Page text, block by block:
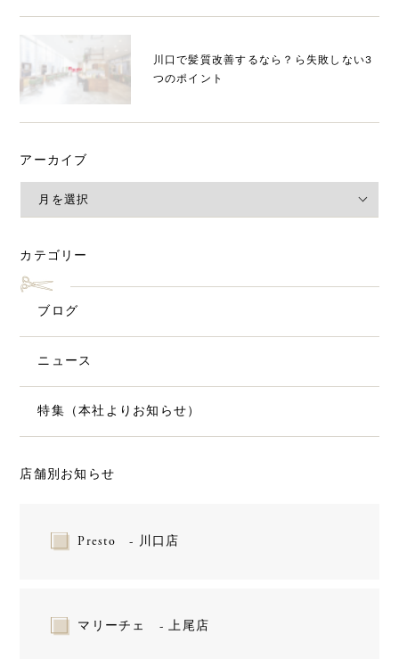
川口で髪質改善するなら？ら失敗しない3
つのポイント
アーカイブ
カテゴリー
ブログ
ニュース
特集（本社よりお知らせ）
店舗別お知らせ
Presto - 川口店
マリーチェ - 上尾店